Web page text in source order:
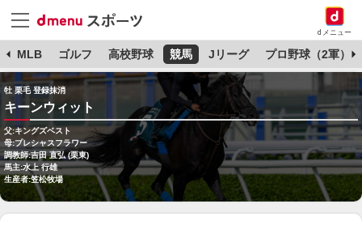
dメニュー
MLB ゴルフ 高校野球 競馬 Jリーグ プロ野球（2軍）
牡 栗毛 登録抹消
キーンウィット
父:キングズベスト
母:プレシャスフラワー
調教師:吉田 直弘 (栗東)
馬主:水上 行雄
生産者:笠松牧場